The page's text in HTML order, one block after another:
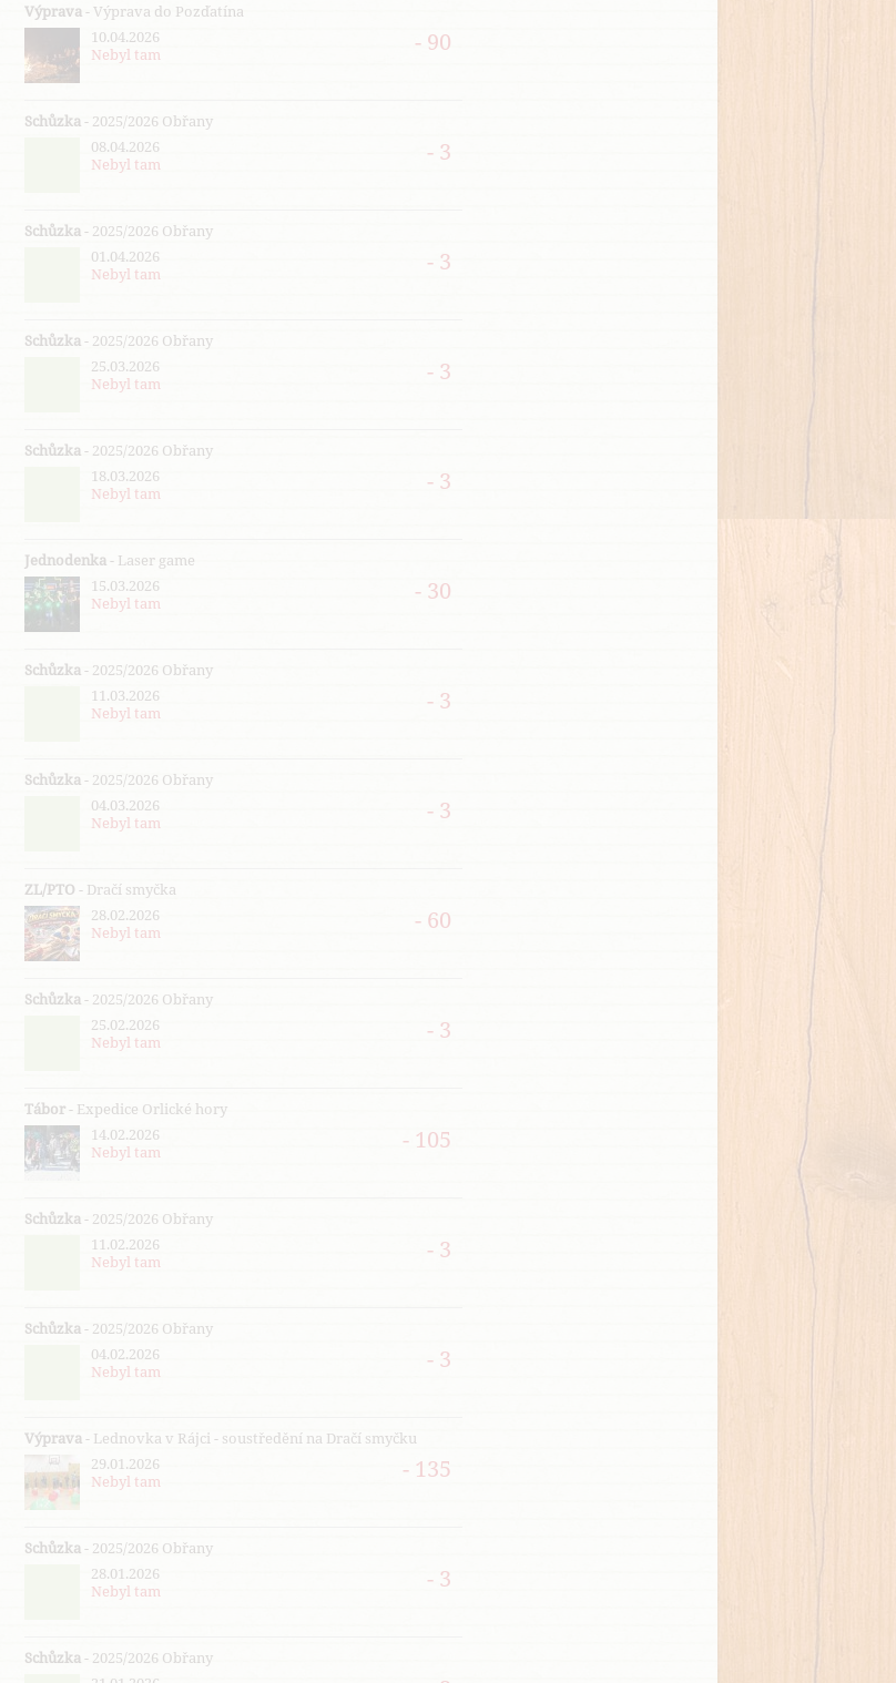
Výprava- Výprava do Pozďatína
10.04.2026
Nebyl tam
- 90
Schůzka- 2025/2026 Obřany
08.04.2026
Nebyl tam
- 3
Schůzka- 2025/2026 Obřany
01.04.2026
Nebyl tam
- 3
Schůzka- 2025/2026 Obřany
25.03.2026
Nebyl tam
- 3
Schůzka- 2025/2026 Obřany
18.03.2026
Nebyl tam
- 3
Jednodenka- Laser game
15.03.2026
Nebyl tam
- 30
Schůzka- 2025/2026 Obřany
11.03.2026
Nebyl tam
- 3
Schůzka- 2025/2026 Obřany
04.03.2026
Nebyl tam
- 3
ZL/PTO - Dračí smyčka
28.02.2026
Nebyl tam
- 60
Schůzka- 2025/2026 Obřany
25.02.2026
Nebyl tam
- 3
Tábor- Expedice Orlické hory
14.02.2026
Nebyl tam
- 105
Schůzka- 2025/2026 Obřany
11.02.2026
Nebyl tam
- 3
Schůzka- 2025/2026 Obřany
04.02.2026
Nebyl tam
- 3
Výprava - Lednovka v Rájci - soustředění na Dračí smyčku
29.01.2026
Nebyl tam
- 135
Schůzka- 2025/2026 Obřany
28.01.2026
Nebyl tam
- 3
Schůzka- 2025/2026 Obřany